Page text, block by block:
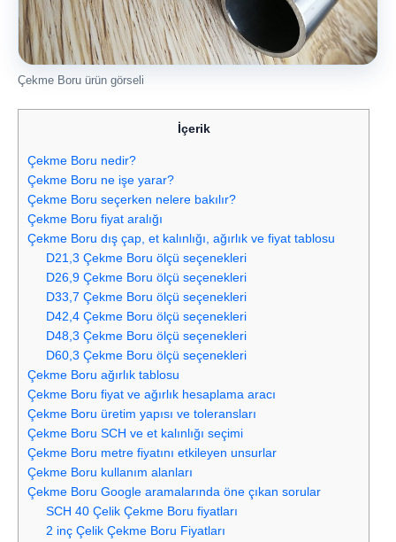
Çekme Boru ürün görseli
İçerik
Çekme Boru nedir?
Çekme Boru ne işe yarar?
Çekme Boru seçerken nelere bakılır?
Çekme Boru fiyat aralığı
Çekme Boru dış çap, et kalınlığı, ağırlık ve fiyat tablosu
D21,3 Çekme Boru ölçü seçenekleri
D26,9 Çekme Boru ölçü seçenekleri
D33,7 Çekme Boru ölçü seçenekleri
D42,4 Çekme Boru ölçü seçenekleri
D48,3 Çekme Boru ölçü seçenekleri
D60,3 Çekme Boru ölçü seçenekleri
Çekme Boru ağırlık tablosu
Çekme Boru fiyat ve ağırlık hesaplama aracı
Çekme Boru üretim yapısı ve toleransları
Çekme Boru SCH ve et kalınlığı seçimi
Çekme Boru metre fiyatını etkileyen unsurlar
Çekme Boru kullanım alanları
Çekme Boru Google aramalarında öne çıkan sorular
SCH 40 Çelik Çekme Boru fiyatları
2 inç Çelik Çekme Boru Fiyatları